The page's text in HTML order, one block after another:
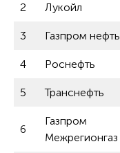
2 Лукойл
3 Газпром нефть
4 Роснефть
5 Транснефть
6
Газпром
Межрегионгаз